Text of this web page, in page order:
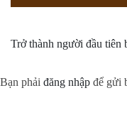
Trở thành người đầu tiên
Bạn phải đăng nhập để gửi